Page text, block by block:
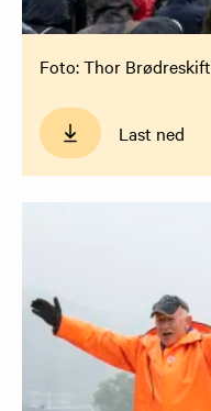
Foto: Thor Brødreskift
Last ned